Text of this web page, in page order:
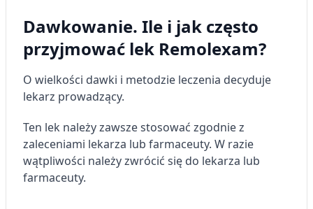
Dawkowanie. Ile i jak często
przyjmować lek Remolexam?
O wielkości dawki i metodzie leczenia decyduje
lekarz prowadzący.
Ten lek należy zawsze stosować zgodnie z
zaleceniami lekarza lub farmaceuty. W razie
wątpliwości należy zwrócić się do lekarza lub
farmaceuty.